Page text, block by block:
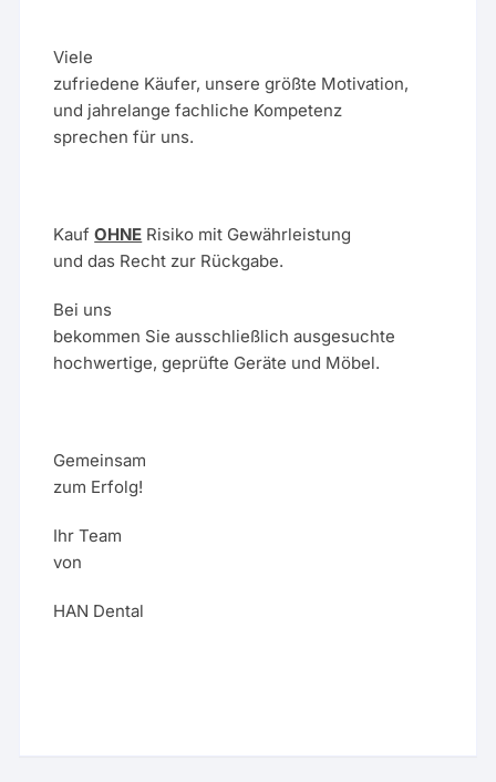
Viele
zufriedene Käufer, unsere größte Motivation,
und jahrelange fachliche Kompetenz
sprechen für uns.
KaufOHNE Risiko mit Gewährleistung
und das Recht zur Rückgabe.
Bei uns
bekommen Sie ausschließlich ausgesuchte
hochwertige, geprüfte Geräte und Möbel.
Gemeinsam
zum Erfolg!
Ihr Team
von
HAN Dental